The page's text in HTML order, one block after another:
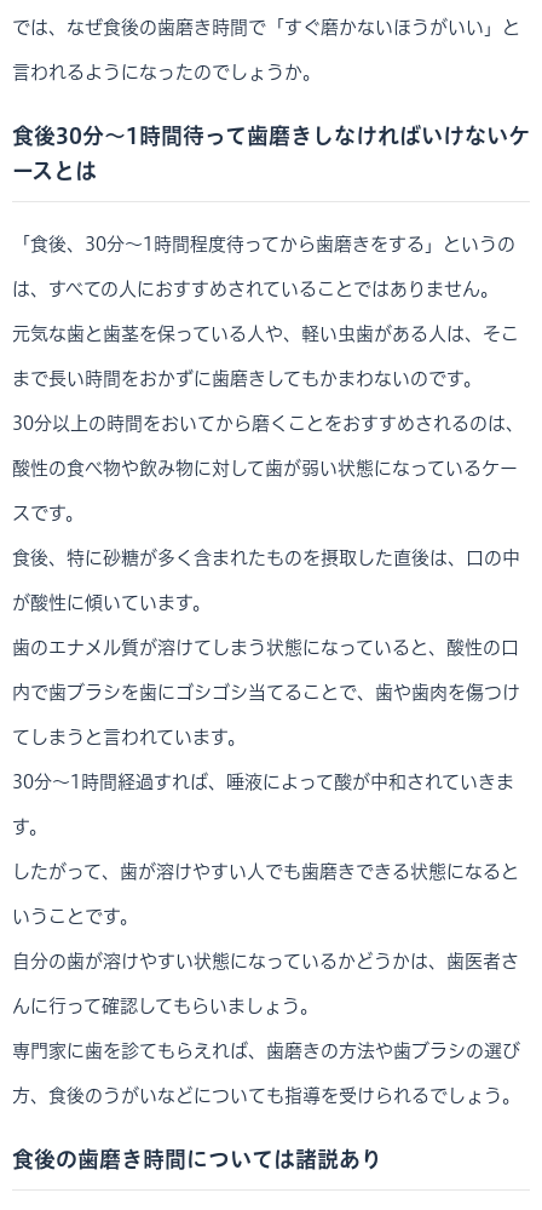
では、なぜ食後の歯磨き時間で「すぐ磨かないほうがいい」と
言われるようになったのでしょうか。
食後30分～1時間待って歯磨きしなければいけないケ
ースとは
「食後、30分～1時間程度待ってから歯磨きをする」というの
は、すべての人におすすめされていることではありません。
元気な歯と歯茎を保っている人や、軽い虫歯がある人は、そこ
まで長い時間をおかずに歯磨きしてもかまわないのです。
30分以上の時間をおいてから磨くことをおすすめされるのは、
酸性の食べ物や飲み物に対して歯が弱い状態になっているケー
スです。
食後、特に砂糖が多く含まれたものを摂取した直後は、口の中
が酸性に傾いています。
歯のエナメル質が溶けてしまう状態になっていると、酸性の口
内で歯ブラシを歯にゴシゴシ当てることで、歯や歯肉を傷つけ
てしまうと言われています。
30分～1時間経過すれば、唾液によって酸が中和されていきま
す。
したがって、歯が溶けやすい人でも歯磨きできる状態になると
いうことです。
自分の歯が溶けやすい状態になっているかどうかは、歯医者さ
んに行って確認してもらいましょう。
専門家に歯を診てもらえれば、歯磨きの方法や歯ブラシの選び
方、食後のうがいなどについても指導を受けられるでしょう。
食後の歯磨き時間については諸説あり